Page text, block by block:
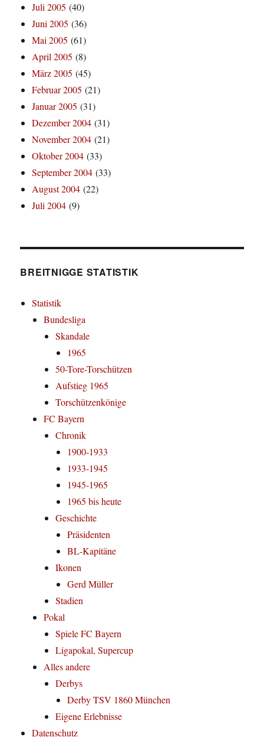
Juli 2005 (40)
Juni 2005 (36)
Mai 2005 (61)
April 2005 (8)
März 2005 (45)
Februar 2005 (21)
Januar 2005 (31)
Dezember 2004 (31)
November 2004 (21)
Oktober 2004 (33)
September 2004 (33)
August 2004 (22)
Juli 2004 (9)
BREITNIGGE STATISTIK
Statistik
Bundesliga
Skandale
1965
50-Tore-Torschützen
Aufstieg 1965
Torschützenkönige
FC Bayern
Chronik
1900-1933
1933-1945
1945-1965
1965 bis heute
Geschichte
Präsidenten
BL-Kapitäne
Ikonen
Gerd Müller
Stadien
Pokal
Spiele FC Bayern
Ligapokal, Supercup
Alles andere
Derbys
Derby TSV 1860 München
Eigene Erlebnisse
Datenschutz